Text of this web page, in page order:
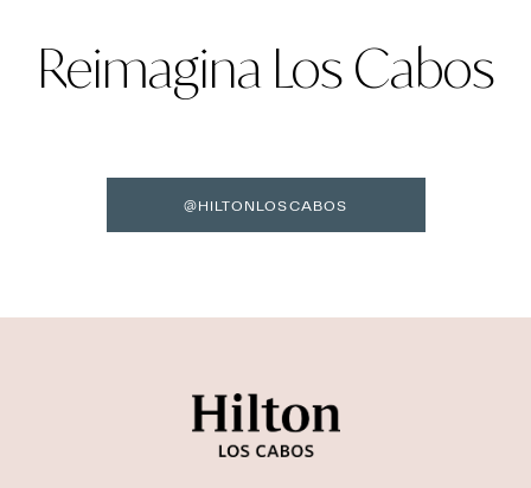
Reimagina Los Cabos
@HILTONLOSCABOS